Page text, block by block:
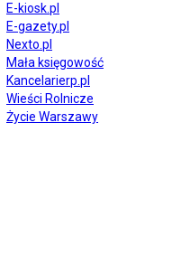
E-kiosk.pl
E-gazety.pl
Nexto.pl
Mała księgowość
Kancelarierp.pl
Wieści Rolnicze
Życie Warszawy